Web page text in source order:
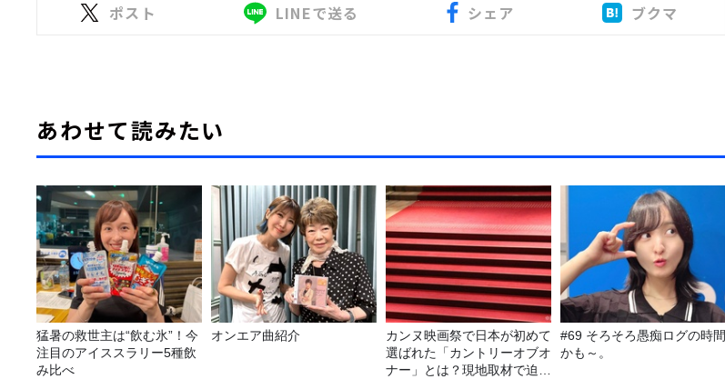
ポスト LINEで送る シェア ブクマ
あわせて読みたい
猛暑の救世主は“飲む氷”！今
注目のアイススラリー5種飲
み比べ
オンエア曲紹介
カンヌ映画祭で日本が初めて
選ばれた「カントリーオブオ
ナー」とは？現地取材で迫る
#69 そろそろ愚痴ログの時間
かも～。